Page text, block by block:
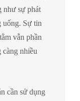
như sự phát
uống. Sự tin
vẫn phần
càng nhiều
cần sử dụng